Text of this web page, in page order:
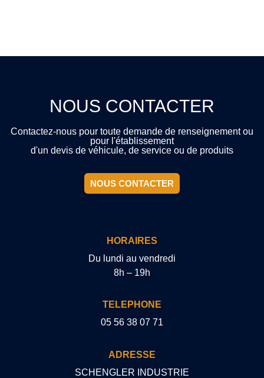
NOUS CONTACTER
Contactez-nous pour toute demande de renseignement ou
pour l'établissement
d'un devis de véhicule, de service ou de produits
NOUS CONTACTER
HORAIRES
Du lundi au vendredi
8h – 19h
TELEPHONE
05 56 38 07 71
ADRESSE
SCHENGLER INDUSTRIE